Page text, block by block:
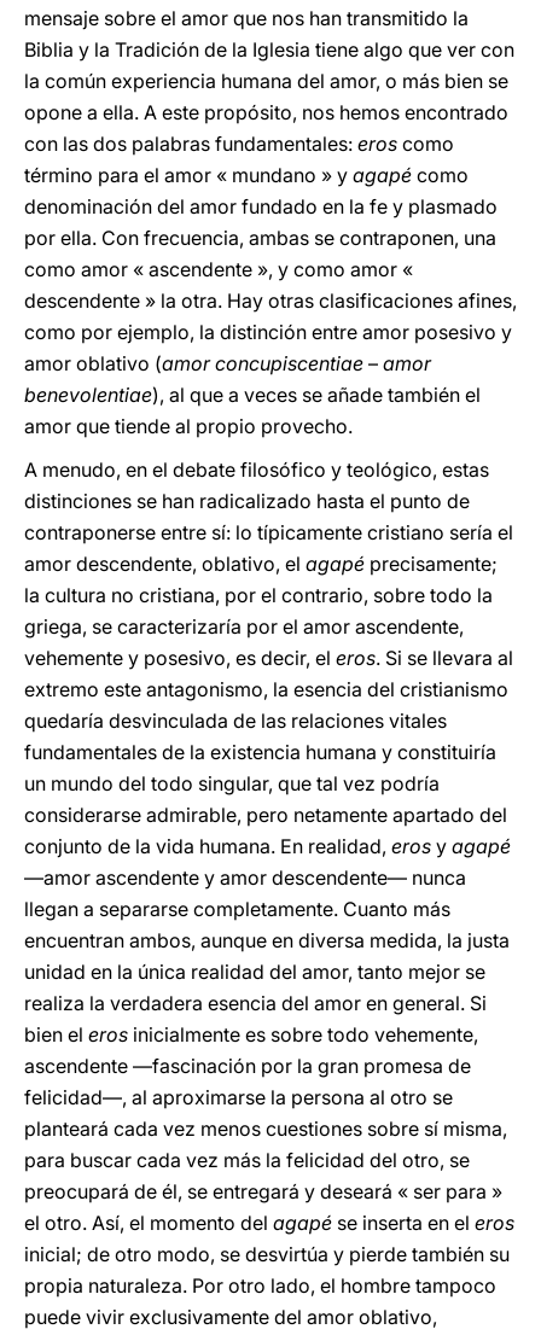
mensaje sobre el amor que nos han transmitido la
Biblia y la Tradición de la Iglesia tiene algo que ver con
la común experiencia humana del amor, o más bien se
opone a ella. A este propósito, nos hemos encontrado
con las dos palabras fundamentales: eros como
término para el amor « mundano » y agapé como
denominación del amor fundado en la fe y plasmado
por ella. Con frecuencia, ambas se contraponen, una
como amor « ascendente », y como amor «
descendente » la otra. Hay otras clasificaciones afines,
como por ejemplo, la distinción entre amor posesivo y
amor oblativo (amor concupiscentiae – amor
benevolentiae), al que a veces se añade también el
amor que tiende al propio provecho.
A menudo, en el debate filosófico y teológico, estas
distinciones se han radicalizado hasta el punto de
contraponerse entre sí: lo típicamente cristiano sería el
amor descendente, oblativo, el agapé precisamente;
la cultura no cristiana, por el contrario, sobre todo la
griega, se caracterizaría por el amor ascendente,
vehemente y posesivo, es decir, el eros. Si se llevara al
extremo este antagonismo, la esencia del cristianismo
quedaría desvinculada de las relaciones vitales
fundamentales de la existencia humana y constituiría
un mundo del todo singular, que tal vez podría
considerarse admirable, pero netamente apartado del
conjunto de la vida humana. En realidad, eros y agapé
—amor ascendente y amor descendente— nunca
llegan a separarse completamente. Cuanto más
encuentran ambos, aunque en diversa medida, la justa
unidad en la única realidad del amor, tanto mejor se
realiza la verdadera esencia del amor en general. Si
bien el eros inicialmente es sobre todo vehemente,
ascendente —fascinación por la gran promesa de
felicidad—, al aproximarse la persona al otro se
planteará cada vez menos cuestiones sobre sí misma,
para buscar cada vez más la felicidad del otro, se
preocupará de él, se entregará y deseará « ser para »
el otro. Así, el momento del agapé se inserta en el eros
inicial; de otro modo, se desvirtúa y pierde también su
propia naturaleza. Por otro lado, el hombre tampoco
puede vivir exclusivamente del amor oblativo,